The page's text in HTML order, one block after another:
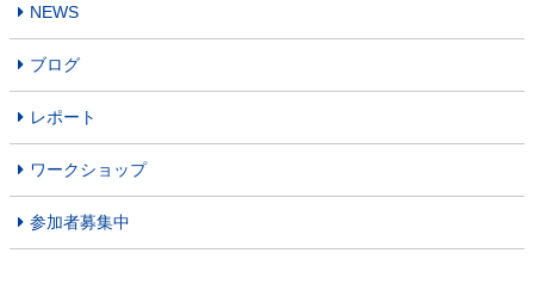
NEWS
ブログ
レポート
ワークショップ
参加者募集中